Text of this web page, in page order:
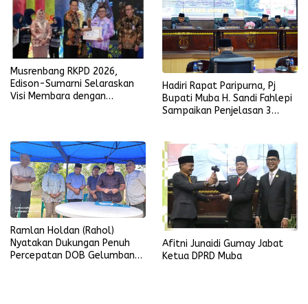
Musrenbang RKPD 2026,
Edison-Sumarni Selaraskan
Visi Membara dengan
Hadiri Rapat Paripurna, Pj
Bupati Muba H. Sandi Fahlepi
Sampaikan Penjelasan 3
Ramlan Holdan (Rahol)
Nyatakan Dukungan Penuh
Percepatan DOB Gelumbang
Afitni Junaidi Gumay Jabat
Ketua DPRD Muba